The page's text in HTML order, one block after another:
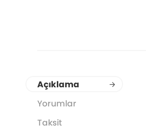
Açıklama
Yorumlar
Taksit